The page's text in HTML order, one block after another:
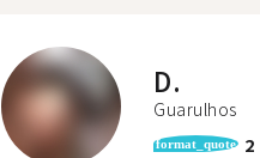
D.
Guarulhos
format_quote 2